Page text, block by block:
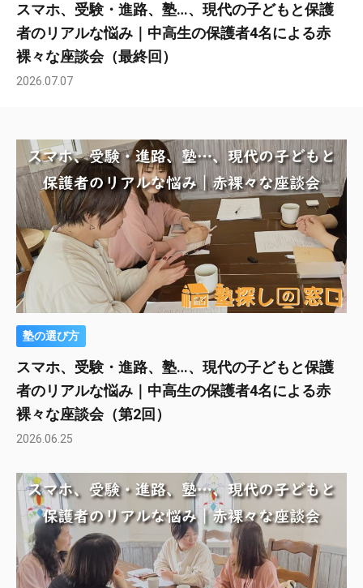
スマホ、受験・進路、塾…、現代の子どもと保護
者のリアルな悩み｜中高生の保護者4名による赤
裸々な座談会（最終回）
2026.07.07
塾の選び方
スマホ、受験・進路、塾…、現代の子どもと保護
者のリアルな悩み｜中高生の保護者4名による赤
裸々な座談会（第2回）
2026.06.25